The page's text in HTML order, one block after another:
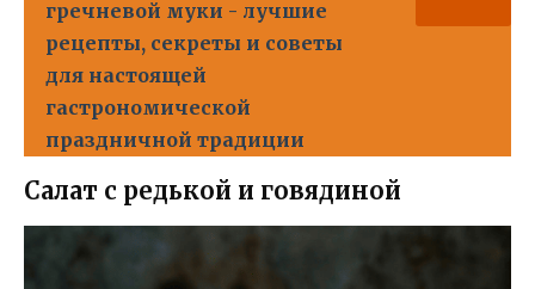
гречневой муки - лучшие
рецепты, секреты и советы
для настоящей
гастрономической
праздничной традиции
Салат с редькой и говядиной